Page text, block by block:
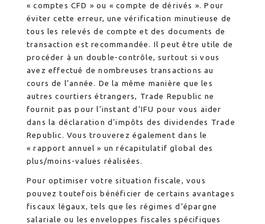
« comptes CFD » ou « compte de dérivés ». Pour
éviter cette erreur, une vérification minutieuse de
tous les relevés de compte et des documents de
transaction est recommandée. Il peut être utile de
procéder à un double-contrôle, surtout si vous
avez effectué de nombreuses transactions au
cours de l’année. De la même manière que les
autres courtiers étrangers, Trade Republic ne
fournit pas pour l’instant d’IFU pour vous aider
dans la déclaration d’impôts des dividendes Trade
Republic. Vous trouverez également dans le
« rapport annuel » un récapitulatif global des
plus/moins-values réalisées.
Pour optimiser votre situation fiscale, vous
pouvez toutefois bénéficier de certains avantages
fiscaux légaux, tels que les régimes d’épargne
salariale ou les enveloppes fiscales spécifiques